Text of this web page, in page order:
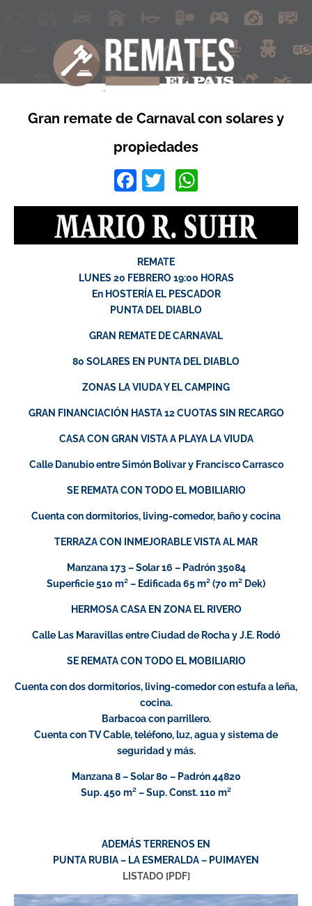
Gran remate de Carnaval con solares y
propiedades
Facebook
Twitter
REMATE
LUNES 20 FEBRERO 19:00 HORAS
En HOSTERÍA EL PESCADOR
PUNTA DEL DIABLO
GRAN REMATE DE CARNAVAL
80 SOLARES EN PUNTA DEL DIABLO
ZONAS LA VIUDA Y EL CAMPING
GRAN FINANCIACIÓN HASTA 12 CUOTAS SIN RECARGO
CASA CON GRAN VISTA A PLAYA LA VIUDA
Calle Danubio entre Simón Bolivar y Francisco Carrasco
SE REMATA CON TODO EL MOBILIARIO
Cuenta con dormitorios, living-comedor, baño y cocina
TERRAZA CON INMEJORABLE VISTA AL MAR
Manzana 173 – Solar 16 – Padrón 35084
Superficie 510 m² – Edificada 65 m² (70 m² Dek)
HERMOSA CASA EN ZONA EL RIVERO
Calle Las Maravillas entre Ciudad de Rocha y J.E. Rodó
SE REMATA CON TODO EL MOBILIARIO
Cuenta con dos dormitorios, living-comedor con estufa a leña,
cocina.
Barbacoa con parrillero.
Cuenta con TV Cable, teléfono, luz, agua y sistema de
seguridad y más.
Manzana 8 – Solar 80 – Padrón 44820
Sup. 450 m² – Sup. Const. 110 m²
ADEMÁS TERRENOS EN
PUNTA RUBIA – LA ESMERALDA – PUIMAYEN
LISTADO [PDF]